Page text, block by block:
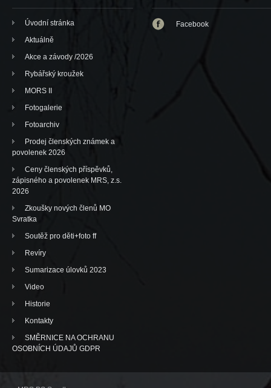
Úvodní stránka
Aktuálně
Akce a závody /2026
Rybářský kroužek
MORS II
Fotogalerie
Fotoarchiv
Prodej členských známek a
povolenek 2026
Ceny členských příspěvků,
zápisného a povolenek MRS, z.s.
2026
Zkoušky nových členů MO
Svratka
Soutěž pro děti+foto ff
Revíry
Sumarizace úlovků 2023
Video
Historie
Kontakty
SMĚRNICE NA OCHRANU
OSOBNÍCH ÚDAJŮ GDPR
Facebook